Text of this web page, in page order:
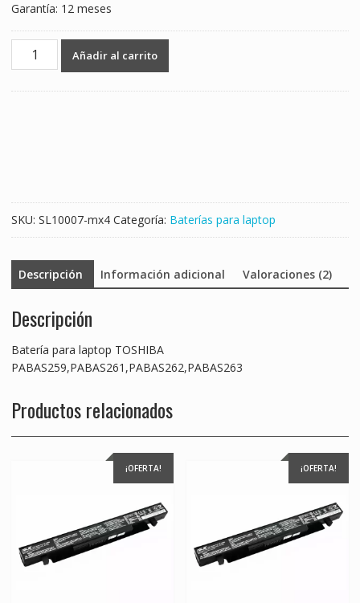
Garantía: 12 meses
Batería
Añadir al carrito
SKU: SL10007-mx4 Categoría: Baterías para laptop
Descripción Información adicional Valoraciones (2)
Descripción
Batería para laptop TOSHIBA
PABAS259,PABAS261,PABAS262,PABAS263
Productos relacionados
¡OFERTA! ¡OFERTA!